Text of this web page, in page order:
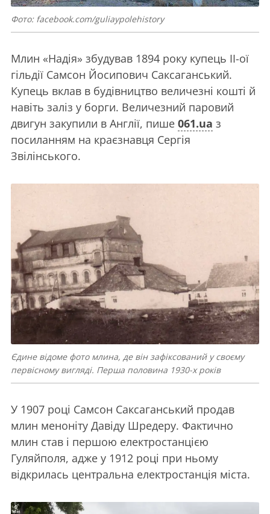
Фото: facebook.com/guliaypolehistory
Млин «Надія» збудував 1894 року купець ІІ-ої
гільдії Самсон Йосипович Саксаганський.
Купець вклав в будівництво величезні кошті й
навіть заліз у борги. Величезний паровий
двигун закупили в Англії, пише 061.ua з
посиланням на краєзнавця Сергія
Звілінського.
Єдине відоме фото млина, де він зафіксований у своєму
первісному вигляді. Перша половина 1930-х років
У 1907 році Самсон Саксаганський продав
млин меноніту Давіду Шредеру. Фактично
млин став і першою електростанцією
Гуляйполя, адже у 1912 році при ньому
відкрилась центральна електростанція міста.